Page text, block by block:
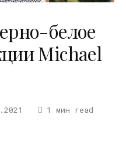
белое
Michael
1 мин read